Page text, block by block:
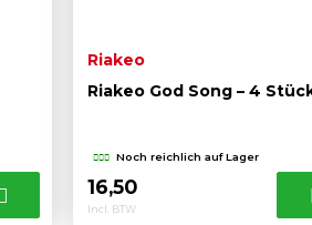
Riakeo
Riakeo God Song – 4
Noch reichlich auf Lager
16,50
Incl. BTW